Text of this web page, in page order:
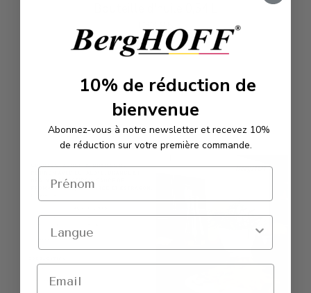
€33,95
10% de réduction de
bienvenue
Abonnez-vous à notre newsletter et recevez 10%
de réduction sur votre première commande.